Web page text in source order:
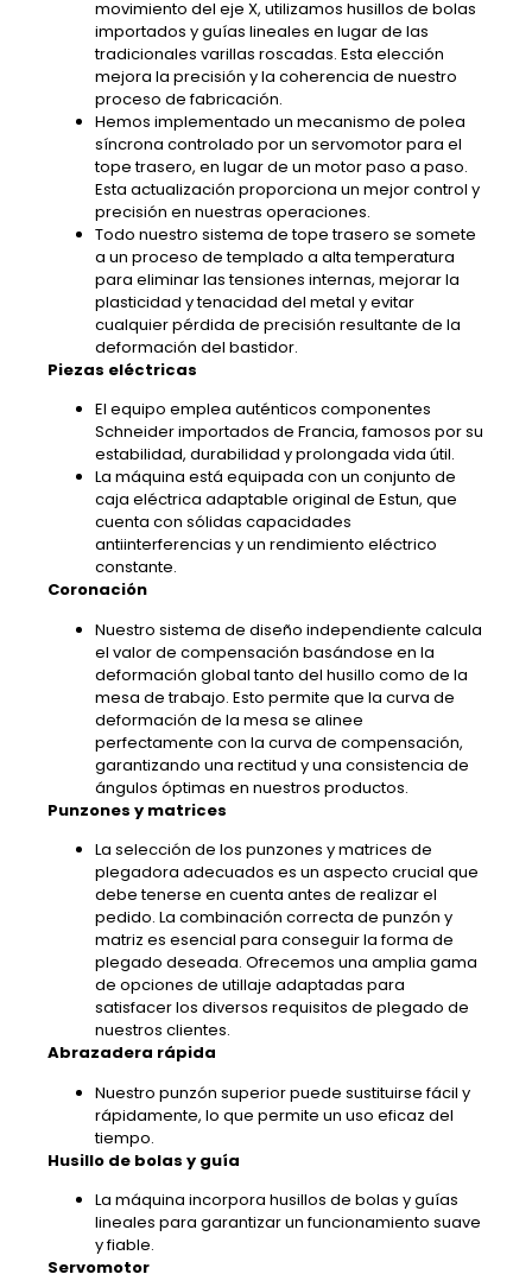
movimiento del eje X, utilizamos husillos de bolas
importados y guías lineales en lugar de las
tradicionales varillas roscadas. Esta elección
mejora la precisión y la coherencia de nuestro
proceso de fabricación.
Hemos implementado un mecanismo de polea
síncrona controlado por un servomotor para el
tope trasero, en lugar de un motor paso a paso.
Esta actualización proporciona un mejor control y
precisión en nuestras operaciones.
Todo nuestro sistema de tope trasero se somete
a un proceso de templado a alta temperatura
para eliminar las tensiones internas, mejorar la
plasticidad y tenacidad del metal y evitar
cualquier pérdida de precisión resultante de la
deformación del bastidor.
Piezas eléctricas
El equipo emplea auténticos componentes
Schneider importados de Francia, famosos por su
estabilidad, durabilidad y prolongada vida útil.
La máquina está equipada con un conjunto de
caja eléctrica adaptable original de Estun, que
cuenta con sólidas capacidades
antiinterferencias y un rendimiento eléctrico
constante.
Coronación
Nuestro sistema de diseño independiente calcula
el valor de compensación basándose en la
deformación global tanto del husillo como de la
mesa de trabajo. Esto permite que la curva de
deformación de la mesa se alinee
perfectamente con la curva de compensación,
garantizando una rectitud y una consistencia de
ángulos óptimas en nuestros productos.
Punzones y matrices
La selección de los punzones y matrices de
plegadora adecuados es un aspecto crucial que
debe tenerse en cuenta antes de realizar el
pedido. La combinación correcta de punzón y
matriz es esencial para conseguir la forma de
plegado deseada. Ofrecemos una amplia gama
de opciones de utillaje adaptadas para
satisfacer los diversos requisitos de plegado de
nuestros clientes.
Abrazadera rápida
Nuestro punzón superior puede sustituirse fácil y
rápidamente, lo que permite un uso eficaz del
tiempo.
Husillo de bolas y guía
La máquina incorpora husillos de bolas y guías
lineales para garantizar un funcionamiento suave
y fiable.
Servomotor